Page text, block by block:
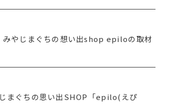
やじまぐちの想い出shop epiloの取材
まぐちの思い出SHOP「epilo(えぴ